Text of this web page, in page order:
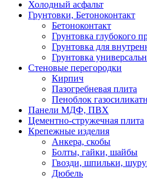
Холодный асфальт
Грунтовки, Бетоноконтакт
Бетоноконтакт
Грунтовка глубокого
Грунтовка для
Грунтовка
Стеновые перегородки
Кирпич
Пазогребневая плита
Пеноблок
Панели МДФ, ПВХ
Цементно-стружечная плита
Крепежные изделия
Анкера, скобы
Болты, гайки, шайбы
Гвозди, шпильки,
Дюбель